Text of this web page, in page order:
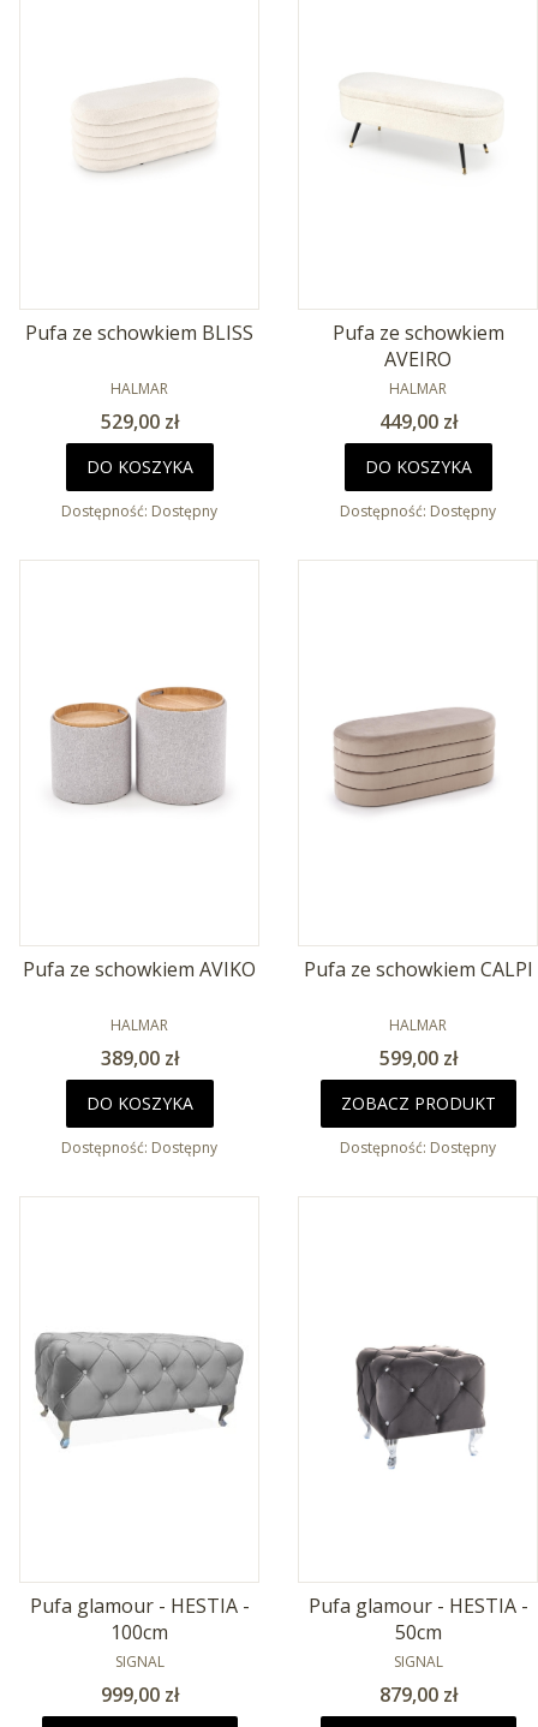
Pufa ze schowkiem BLISS
PRODUCENT
HALMAR
Cena
529,00 zł
DO KOSZYKA
Dostępność: Dostępny
Pufa ze schowkiem
AVEIRO
PRODUCENT
HALMAR
Cena
449,00 zł
DO KOSZYKA
Dostępność: Dostępny
Pufa ze schowkiem AVIKO
PRODUCENT
HALMAR
Cena
389,00 zł
DO KOSZYKA
Dostępność: Dostępny
Pufa ze schowkiem CALPI
PRODUCENT
HALMAR
Cena
599,00 zł
ZOBACZ PRODUKT
Dostępność: Dostępny
Pufa glamour - HESTIA -
100cm
PRODUCENT
SIGNAL
Cena
999,00 zł
Pufa glamour - HESTIA -
50cm
PRODUCENT
SIGNAL
Cena
879,00 zł